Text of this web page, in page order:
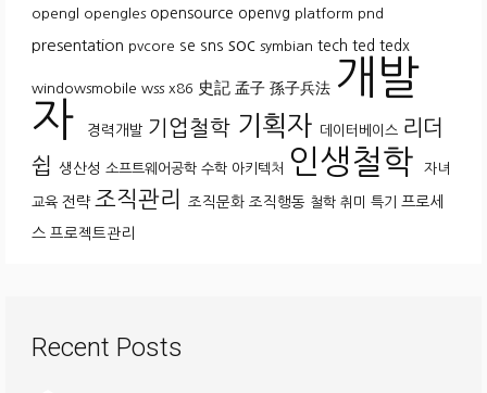
opengl opengles opensource openvg platform pnd
presentation pvcore se sns soc symbian tech ted tedx
windowsmobile wss x86 史記 孟子 孫子兵法 개발
자
경력개발 기업철학 기획자 데이터베이스 리더
쉽 생산성 소프트웨어공학 수학 아키텍처 인생철학 자녀
교육 전략 조직관리 조직문화 조직행동 철학 취미 특기 프로세
스 프로젝트관리
Recent Posts